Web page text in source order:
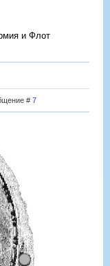
и Флот
# 7